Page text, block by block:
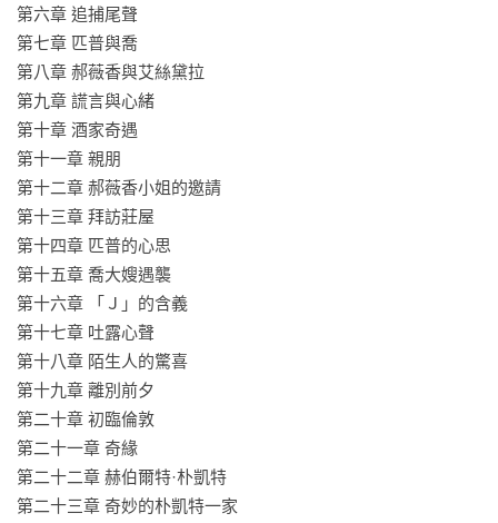
第六章 追捕尾聲
第七章 匹普與喬
第八章 郝薇香與艾絲黛拉
第九章 謊言與心緒
第十章 酒家奇遇
第十一章 親朋
第十二章 郝薇香小姐的邀請
第十三章 拜訪莊屋
第十四章 匹普的心思
第十五章 喬大嫂遇襲
第十六章 「Ｊ」的含義
第十七章 吐露心聲
第十八章 陌生人的驚喜
第十九章 離別前夕
第二十章 初臨倫敦
第二十一章 奇緣
第二十二章 赫伯爾特·朴凱特
第二十三章 奇妙的朴凱特一家